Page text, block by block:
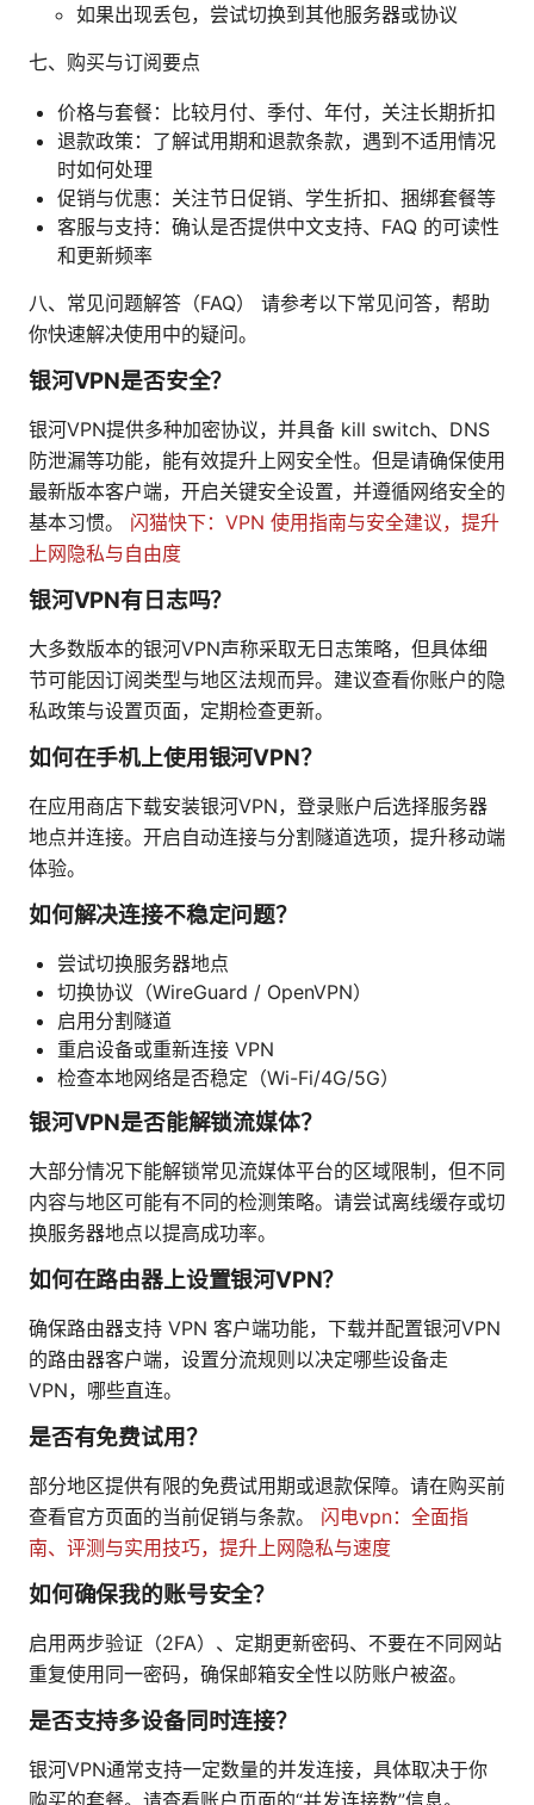
如果出现丢包，尝试切换到其他服务器或协议
七、购买与订阅要点
价格与套餐：比较月付、季付、年付，关注长期折扣
退款政策：了解试用期和退款条款，遇到不适用情况
时如何处理
促销与优惠：关注节日促销、学生折扣、捆绑套餐等
客服与支持：确认是否提供中文支持、FAQ 的可读性
和更新频率
八、常见问题解答（FAQ） 请参考以下常见问答，帮助
你快速解决使用中的疑问。
银河VPN是否安全？
银河VPN提供多种加密协议，并具备 kill switch、DNS
防泄漏等功能，能有效提升上网安全性。但是请确保使用
最新版本客户端，开启关键安全设置，并遵循网络安全的
基本习惯。 闪猫快下：VPN 使用指南与安全建议，提升
上网隐私与自由度
银河VPN有日志吗？
大多数版本的银河VPN声称采取无日志策略，但具体细
节可能因订阅类型与地区法规而异。建议查看你账户的隐
私政策与设置页面，定期检查更新。
如何在手机上使用银河VPN？
在应用商店下载安装银河VPN，登录账户后选择服务器
地点并连接。开启自动连接与分割隧道选项，提升移动端
体验。
如何解决连接不稳定问题？
尝试切换服务器地点
切换协议（WireGuard / OpenVPN）
启用分割隧道
重启设备或重新连接 VPN
检查本地网络是否稳定（Wi-Fi/4G/5G）
银河VPN是否能解锁流媒体？
大部分情况下能解锁常见流媒体平台的区域限制，但不同
内容与地区可能有不同的检测策略。请尝试离线缓存或切
换服务器地点以提高成功率。
如何在路由器上设置银河VPN？
确保路由器支持 VPN 客户端功能，下载并配置银河VPN
的路由器客户端，设置分流规则以决定哪些设备走
VPN，哪些直连。
是否有免费试用？
部分地区提供有限的免费试用期或退款保障。请在购买前
查看官方页面的当前促销与条款。 闪电vpn：全面指
南、评测与实用技巧，提升上网隐私与速度
如何确保我的账号安全？
启用两步验证（2FA）、定期更新密码、不要在不同网站
重复使用同一密码，确保邮箱安全性以防账户被盗。
是否支持多设备同时连接？
银河VPN通常支持一定数量的并发连接，具体取决于你
购买的套餐。请查看账户页面的“并发连接数”信息。